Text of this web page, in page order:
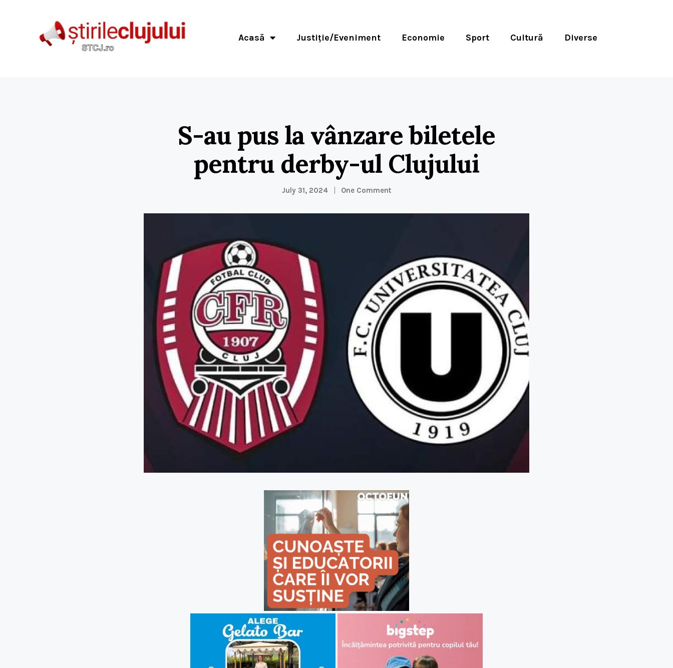
Acasă Justiție/Eveniment Economie Sport Cultură Diverse
S-au pus la vânzare biletele
pentru derby-ul Clujului
July 31, 2024 One Comment